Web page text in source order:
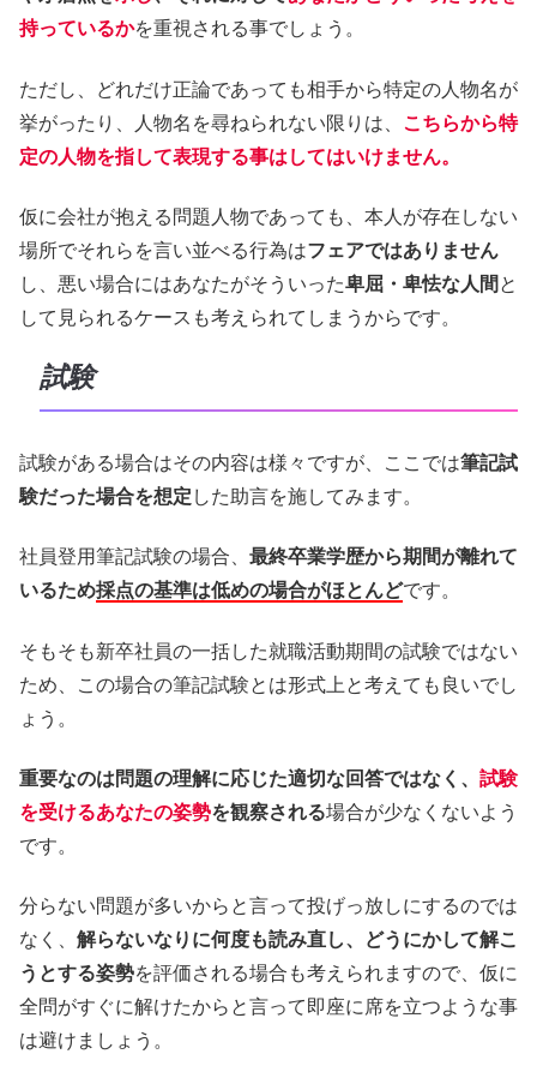
持っているかを重視される事でしょう。
ただし、どれだけ正論であっても相手から特定の人物名が
挙がったり、人物名を尋ねられない限りは、 こちらから特
定の人物を指して表現する事はしてはいけません。
仮に会社が抱える問題人物であっても、本人が存在しない
場所でそれらを言い並べる行為はフェアではありません
し、悪い場合にはあなたがそういった卑屈・卑怯な人間 と
して見られるケースも考えられてしまうからです。
試験
試験がある場合はその内容は様々ですが、ここでは筆記試
験だった場合を想定 した助言を施してみます。
社員登用筆記試験の場合、 最終卒業学歴から期間が離れて
いるため採点の基準は低めの場合がほとんどです。
そもそも新卒社員の一括した就職活動期間の試験ではない
ため、この場合の筆記試験とは形式上と考えても良いでし
ょう。
重要なのは問題の理解に応じた適切な回答ではなく、 試験
を受けるあなたの姿勢を観察される場合が少なくないよう
です。
分らない問題が多いからと言って投げっ放しにするのでは
なく、 解らないなりに何度も読み直し、どうにかして解こ
うとする姿勢を評価される場合も考えられますので、仮に
全問がすぐに解けたからと言って即座に席を立つような事
は避けましょう。